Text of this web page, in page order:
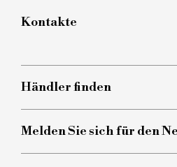
Kontakte
Beratung zu unseren
Klicken Sie hier
Händler finden
Melden Sie sich für den